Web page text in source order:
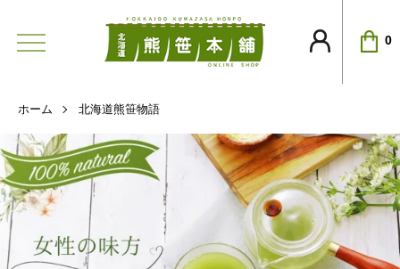
0
ホーム 北海道熊笹物語